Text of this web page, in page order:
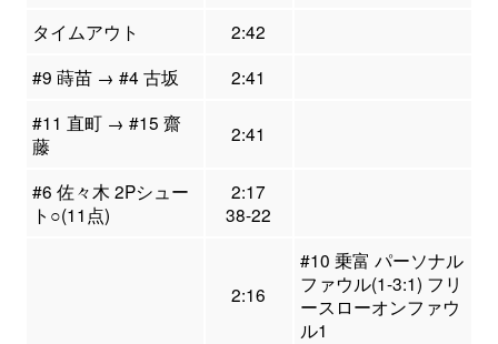
タイムアウト
2:42
#9 蒔苗 → #4 古坂
2:41
#11 直町 → #15 齋
藤
2:41
#6 佐々木 2Pシュー
ト○(11点)
2:17
38-22
2:16
#10 乗富 パーソナル
ファウル(1-3:1) フリ
ースローオンファウ
ル1